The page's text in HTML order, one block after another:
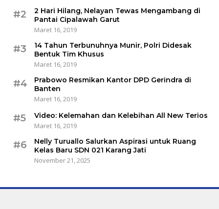
#2
2 Hari Hilang, Nelayan Tewas Mengambang di
Pantai Cipalawah Garut
Maret 16, 2019
#3
14 Tahun Terbunuhnya Munir, Polri Didesak
Bentuk Tim Khusus
Maret 16, 2019
#4
Prabowo Resmikan Kantor DPD Gerindra di
Banten
Maret 16, 2019
#5
Video: Kelemahan dan Kelebihan All New Terios
Maret 16, 2019
#6
Nelly Turuallo Salurkan Aspirasi untuk Ruang
Kelas Baru SDN 021 Karang Jati
November 21, 2025